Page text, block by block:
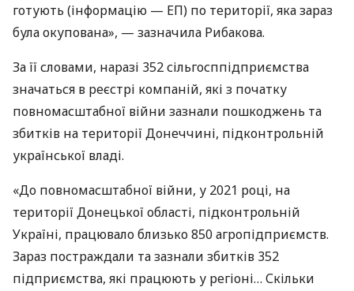
готують (інформацію — ЕП) по території, яка зараз
була окупована», — зазначила Рибакова.
За її словами, наразі 352 сільгосппідприємства
значаться в реєстрі компаній, які з початку
повномасштабної війни зазнали пошкоджень та
збитків на території Донеччині, підконтрольній
української владі.
«До повномасштабної війни, у 2021 році, на
території Донецької області, підконтрольній
Україні, працювало близько 850 агропідприємств.
Зараз постраждали та зазнали збитків 352
підприємства, які працюють у регіоні… Скільки